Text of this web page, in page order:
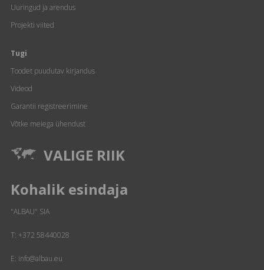
Uuringud ja arendus
Projekti viited
Tugi
Toodet puudutav kirjandus
Videod
Garantii registreerimine
Võtke meiega ühendust
VALIGE RIIK
Kohalik esindaja
"ALBAU" SIA
T: +372 58440028
E: info@albau.eu